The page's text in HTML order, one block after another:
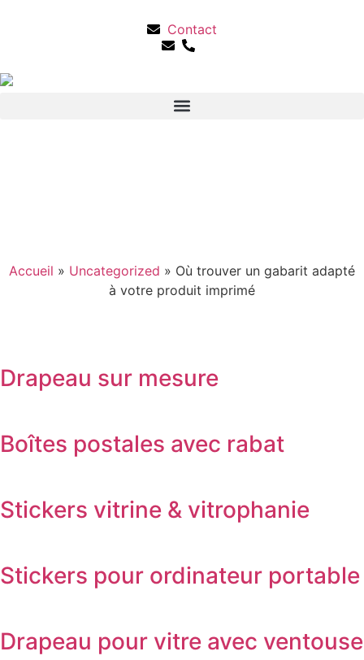
Contact
Accueil » Uncategorized » Où trouver un gabarit adapté
à votre produit imprimé
Drapeau sur mesure
Boîtes postales avec rabat
Stickers vitrine & vitrophanie
Stickers pour ordinateur portable
Drapeau pour vitre avec ventouse